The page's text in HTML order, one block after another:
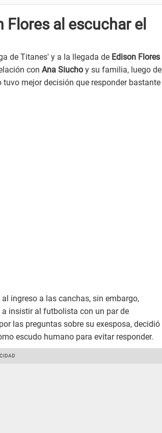
al escuchar el
de Titanes' y a la llegada de Edison Flores
con Ana Siucho y su familia, luego de
mejor decisión que responder bastante
ingreso a las canchas, sin embargo,
insistir al futbolista con un par de
las preguntas sobre su exesposa, decidió
escudo humano para evitar responder.